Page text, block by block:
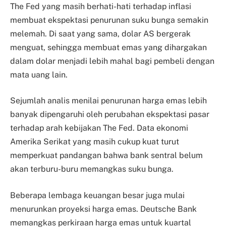
The Fed yang masih berhati-hati terhadap inflasi
membuat ekspektasi penurunan suku bunga semakin
melemah. Di saat yang sama, dolar AS bergerak
menguat, sehingga membuat emas yang dihargakan
dalam dolar menjadi lebih mahal bagi pembeli dengan
mata uang lain.
Sejumlah analis menilai penurunan harga emas lebih
banyak dipengaruhi oleh perubahan ekspektasi pasar
terhadap arah kebijakan The Fed. Data ekonomi
Amerika Serikat yang masih cukup kuat turut
memperkuat pandangan bahwa bank sentral belum
akan terburu-buru memangkas suku bunga.
Beberapa lembaga keuangan besar juga mulai
menurunkan proyeksi harga emas. Deutsche Bank
memangkas perkiraan harga emas untuk kuartal